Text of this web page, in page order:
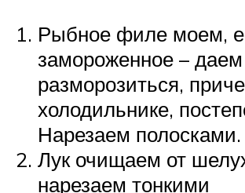
Рыбное филе моем,
замороженное –
разморозиться,
холодильнике,
Нарезаем полосками.
Лук очищаем от
нарезаем тонкими